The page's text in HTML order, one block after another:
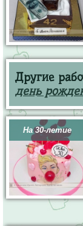
Другие
день
На 30-летие